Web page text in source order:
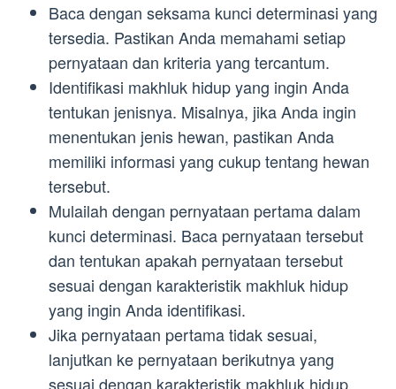
Baca dengan seksama kunci determinasi yang
tersedia. Pastikan Anda memahami setiap
pernyataan dan kriteria yang tercantum.
Identifikasi makhluk hidup yang ingin Anda
tentukan jenisnya. Misalnya, jika Anda ingin
menentukan jenis hewan, pastikan Anda
memiliki informasi yang cukup tentang hewan
tersebut.
Mulailah dengan pernyataan pertama dalam
kunci determinasi. Baca pernyataan tersebut
dan tentukan apakah pernyataan tersebut
sesuai dengan karakteristik makhluk hidup
yang ingin Anda identifikasi.
Jika pernyataan pertama tidak sesuai,
lanjutkan ke pernyataan berikutnya yang
sesuai dengan karakteristik makhluk hidup